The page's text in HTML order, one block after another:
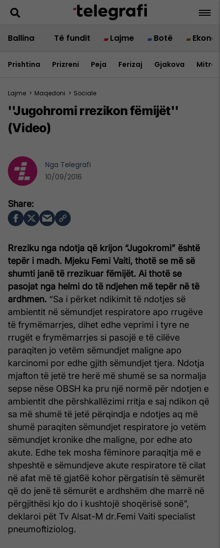
Ballina Të fundit Lajme Botë
Prishtina Prizreni Peja Ferizaj Gjakova
Lajme > Maqedoni > Sociale
''Jugohromi rrezikon fëmijët''
(Video)
Rreziku nga ndotja që krijon “Jugokromi” është
tepër i madh. Mjeku Femi Vaiti, thotë se më së
shumti janë të rrezikuar fëmijët. Ai thotë se
pasojat nga helmi do të ndjehen më tepër në të
ardhmen. “Sa i përket ndikimit të ndotjes së
ambientit në sëmundjet respiratore apo rrugëve
të frymëmarrjes, dihet edhe veprimi i tyre ne
rrugët e frymëmarrjes si pasojë e të cilëve
paraqiten jo vetëm sëmundjet maligne apo
karcinomi por edhe gjith sëmundjet tjera. Ndotja
mjafton të jetë tre herë më shumë se sa normalja
sepse nëse OBSH ka pru një normë për ndotjen e
ambientit dhe përshkallëzimi rritja e saj ndikon që
sa më shumë të jetë përqindja e ndotjes aq më
shumë paraqiten sëmundjet respiratore jo vetëm
sëmundjet kronike dhe maligne, por edhe ato
akute. Edhe tek mosha fëminore paraqitja më e
shpeshtë e sëmundjeve akute respiratore të cilat
në afat më të gjat6ë kohor përgatisin të sëmurët
që do jenë të sëmurët e ardhshëm dhe marrë në
përgjithësi kjo do i kushtojë shoqërisë sonë”,
deklaroi pët Tv Alsat-M dr.Femi Vaiti specialist
pneumoftiziolog.
Nga Telegrafi
10/09/2016